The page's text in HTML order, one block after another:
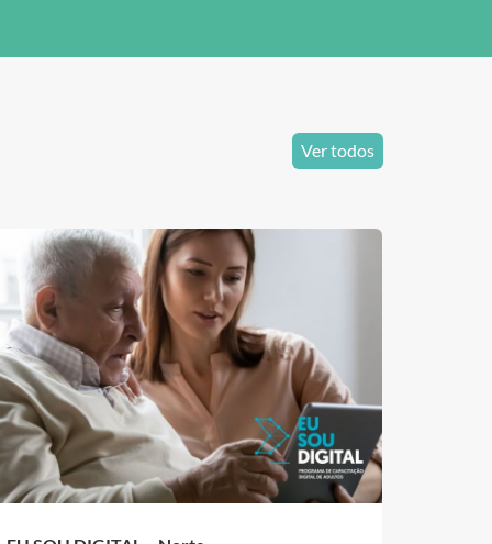
Ver todos